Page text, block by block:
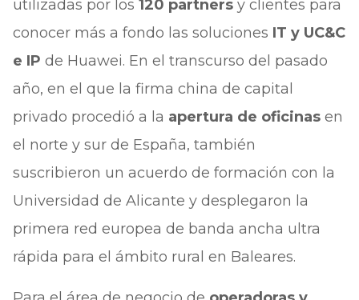
utilizadas por los 120 partners y clientes para
conocer más a fondo las soluciones IT y UC&C
e IP de Huawei. En el transcurso del pasado
año, en el que la firma china de capital
privado procedió a la apertura de oficinasen
el norte y sur de España, también
suscribieron un acuerdo de formación con la
Universidad de Alicante y desplegaron la
primera red europea de banda ancha ultra
rápida para el ámbito rural en Baleares.